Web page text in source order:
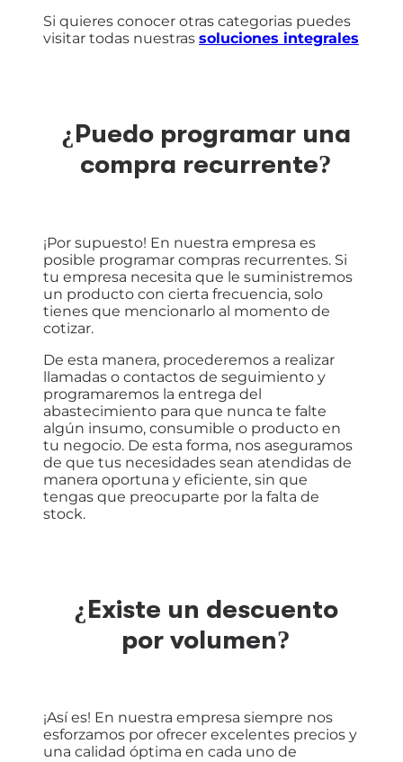
Si quieres conocer otras categorias puedes
visitar todas nuestras soluciones integrales
¿Puedo programar una
compra recurrente?
¡Por supuesto! En nuestra empresa es
posible programar compras recurrentes. Si
tu empresa necesita que le suministremos
un producto con cierta frecuencia, solo
tienes que mencionarlo al momento de
cotizar.
De esta manera, procederemos a realizar
llamadas o contactos de seguimiento y
programaremos la entrega del
abastecimiento para que nunca te falte
algún insumo, consumible o producto en
tu negocio. De esta forma, nos aseguramos
de que tus necesidades sean atendidas de
manera oportuna y eficiente, sin que
tengas que preocuparte por la falta de
stock.
¿Existe un descuento
por volumen?
¡Así es! En nuestra empresa siempre nos
esforzamos por ofrecer excelentes precios y
una calidad óptima en cada uno de